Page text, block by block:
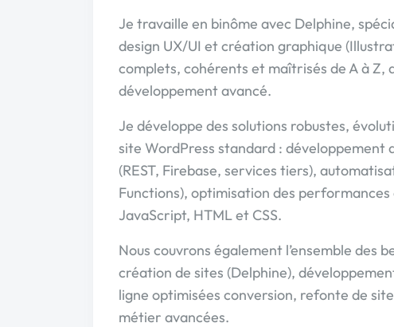
Je travaille en binôme avec Delphine,
design UX/UI et création graphique
complets, cohérents et maîtrisés de A à Z,
développement avancé.
Je développe des solutions robustes,
site WordPress standard : développement
(REST, Firebase, services tiers),
Functions), optimisation des
JavaScript, HTML et CSS.
Nous couvrons également l’ensemble des
création de sites (Delphine),
ligne optimisées conversion, refonte de
métier avancées.